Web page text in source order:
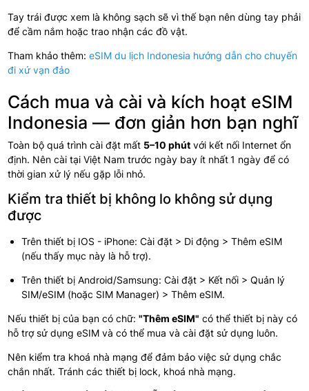
Tay trái được xem là không sạch sẽ vì thế bạn nên dùng tay phải
để cầm nắm hoặc trao nhận các đồ vật.
Tham khảo thêm: eSIM du lịch Indonesia hướng dẫn cho chuyến
đi xứ vạn đảo
Cách mua và cài và kích hoạt eSIM
Indonesia — đơn giản hơn bạn nghĩ
Toàn bộ quá trình cài đặt mất 5–10 phút với kết nối Internet ổn
định. Nên cài tại Việt Nam trước ngày bay ít nhất 1 ngày để có
thời gian xử lý nếu gặp lỗi nhỏ.
Kiểm tra thiết bị không lo không sử dụng
được
Trên thiết bị IOS - iPhone: Cài đặt > Di động > Thêm eSIM
(nếu thấy mục này là hỗ trợ).
Trên thiết bị Android/Samsung: Cài đặt > Kết nối > Quản lý
SIM/eSIM (hoặc SIM Manager) > Thêm eSIM.
Nếu thiết bị của bạn có chữ: "Thêm eSIM" có thể thiết bị này có
hỗ trợ sử dụng eSIM và có thể mua và cài đặt sử dụng luôn.
Nên kiểm tra khoá nhà mạng để đảm bảo việc sử dụng chắc
chắn nhất. Tránh các thiết bị lock, khoá nhà mạng.